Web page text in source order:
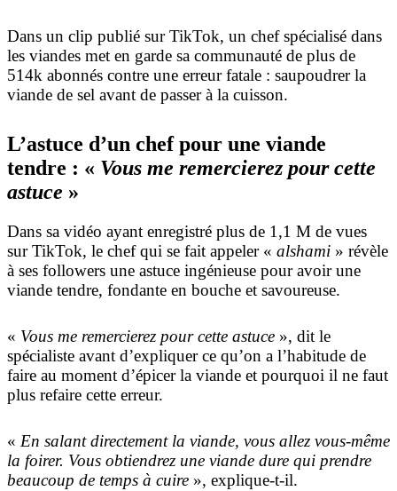
Dans un clip publié sur TikTok, un chef spécialisé dans
les viandes met en garde sa communauté de plus de
514k abonnés contre une erreur fatale : saupoudrer la
viande de sel avant de passer à la cuisson.
L’astuce d’un chef pour une viande
tendre : « Vous me remercierez pour cette
astuce »
Dans sa vidéo ayant enregistré plus de 1,1 M de vues
sur TikTok, le chef qui se fait appeler « alshami » révèle
à ses followers une astuce ingénieuse pour avoir une
viande tendre, fondante en bouche et savoureuse.
« Vous me remercierez pour cette astuce », dit le
spécialiste avant d’expliquer ce qu’on a l’habitude de
faire au moment d’épicer la viande et pourquoi il ne faut
plus refaire cette erreur.
« En salant directement la viande, vous allez vous-même
la foirer. Vous obtiendrez une viande dure qui prendre
beaucoup de temps à cuire », explique-t-il.